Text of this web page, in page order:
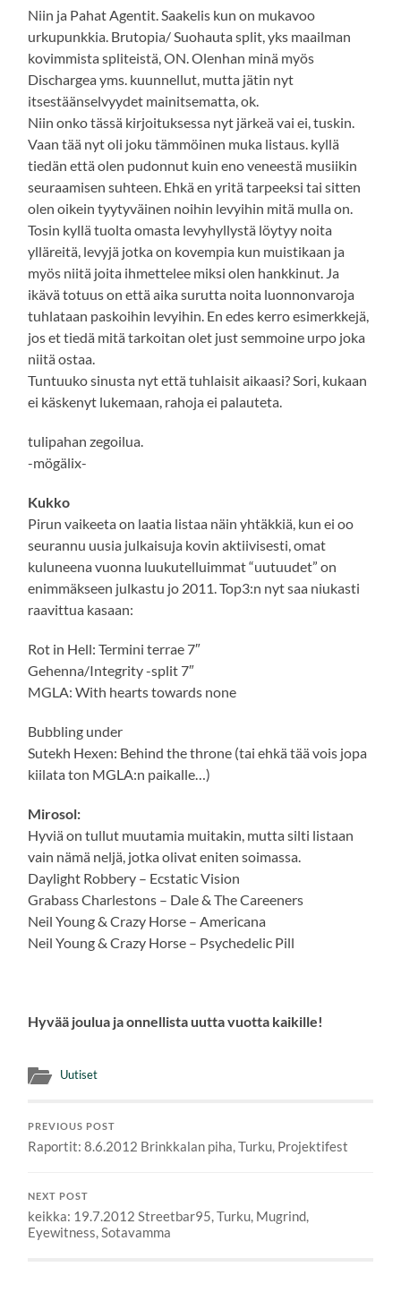
Niin ja Pahat Agentit. Saakelis kun on mukavoo
urkupunkkia. Brutopia/ Suohauta split, yks maailman
kovimmista spliteistä, ON. Olenhan minä myös
Dischargea yms. kuunnellut, mutta jätin nyt
itsestäänselvyydet mainitsematta, ok.
Niin onko tässä kirjoituksessa nyt järkeä vai ei, tuskin.
Vaan tää nyt oli joku tämmöinen muka listaus. kyllä
tiedän että olen pudonnut kuin eno veneestä musiikin
seuraamisen suhteen. Ehkä en yritä tarpeeksi tai sitten
olen oikein tyytyväinen noihin levyihin mitä mulla on.
Tosin kyllä tuolta omasta levyhyllystä löytyy noita
ylläreitä, levyjä jotka on kovempia kun muistikaan ja
myös niitä joita ihmettelee miksi olen hankkinut. Ja
ikävä totuus on että aika surutta noita luonnonvaroja
tuhlataan paskoihin levyihin. En edes kerro esimerkkejä,
jos et tiedä mitä tarkoitan olet just semmoine urpo joka
niitä ostaa.
Tuntuuko sinusta nyt että tuhlaisit aikaasi? Sori, kukaan
ei käskenyt lukemaan, rahoja ei palauteta.
tulipahan zegoilua.
-mögälix-
Kukko
Pirun vaikeeta on laatia listaa näin yhtäkkiä, kun ei oo
seurannu uusia julkaisuja kovin aktiivisesti, omat
kuluneena vuonna luukutelluimmat “uutuudet” on
enimmäkseen julkastu jo 2011. Top3:n nyt saa niukasti
raavittua kasaan:
Rot in Hell: Termini terrae 7″
Gehenna/Integrity -split 7″
MGLA: With hearts towards none
Bubbling under
Sutekh Hexen: Behind the throne (tai ehkä tää vois jopa
kiilata ton MGLA:n paikalle…)
Mirosol:
Hyviä on tullut muutamia muitakin, mutta silti listaan
vain nämä neljä, jotka olivat eniten soimassa.
Daylight Robbery – Ecstatic Vision
Grabass Charlestons – Dale & The Careeners
Neil Young & Crazy Horse – Americana
Neil Young & Crazy Horse – Psychedelic Pill
Hyvää joulua ja onnellista uutta vuotta kaikille!
Uutiset
PREVIOUS POST
Raportit: 8.6.2012 Brinkkalan piha, Turku, Projektifest
NEXT POST
keikka: 19.7.2012 Streetbar95, Turku, Mugrind,
Eyewitness, Sotavamma